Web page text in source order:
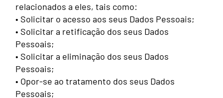
relacionados a eles, tais como:
• Solicitar o acesso aos seus Dados Pessoais;
• Solicitar a retificação dos seus Dados
Pessoais;
• Solicitar a eliminação dos seus Dados
Pessoais;
• Opor-se ao tratamento dos seus Dados
Pessoais;